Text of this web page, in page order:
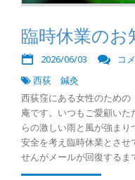
臨時休業のお
2026/06/03
コ
西荻 鍼灸
西荻窪にある女性のため
庵です。いつもご愛顧い
らの激しい雨と風が強ま
安全を考え臨時休業とさせ
せんがメールが回復するま